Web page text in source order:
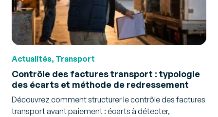
Actualités, Transport
Contrôle des factures transport : typologie
des écarts et méthode de redressement
Découvrez comment structurer le contrôle des factures
transport avant paiement : écarts à détecter,